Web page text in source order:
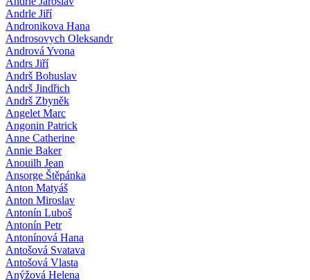
Andrle Jiří
Andronikova Hana
Androsovych Oleksandr
Andrová Yvona
Andrs Jiří
Andrš Bohuslav
Andrš Jindřich
Andrš Zbyněk
Angelet Marc
Angonin Patrick
Anne Catherine
Annie Baker
Anouilh Jean
Ansorge Štěpánka
Anton Matyáš
Anton Miroslav
Antonín Luboš
Antonín Petr
Antonínová Hana
Antošová Svatava
Antošová Vlasta
Anýžová Helena